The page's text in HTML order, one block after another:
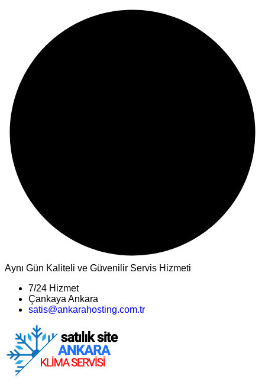
Aynı Gün Kaliteli ve Güvenilir Servis Hizmeti
7/24 Hizmet
Çankaya Ankara
satis@ankarahosting.com.tr